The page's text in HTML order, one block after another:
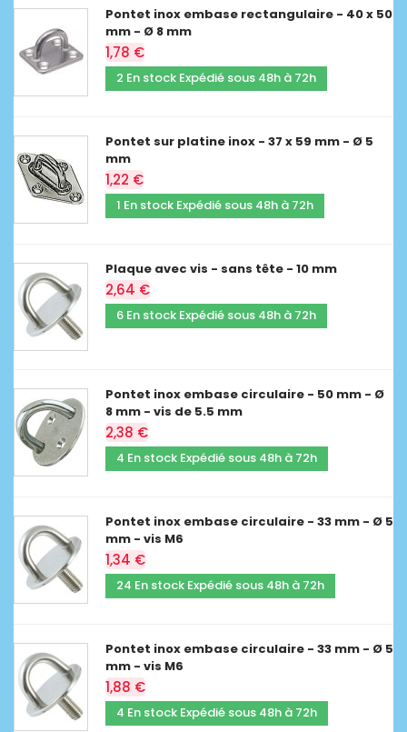
Pontet inox embase rectangulaire - 40 x 50
mm - Ø 8 mm
1,78 €
2 En stock Expédié sous 48h à 72h
Pontet sur platine inox - 37 x 59 mm - Ø 5
mm
1,22 €
1 En stock Expédié sous 48h à 72h
Plaque avec vis - sans tête - 10 mm
2,64 €
6 En stock Expédié sous 48h à 72h
Pontet inox embase circulaire - 50 mm - Ø
8 mm - vis de 5.5 mm
2,38 €
4 En stock Expédié sous 48h à 72h
Pontet inox embase circulaire - 33 mm - Ø 5
mm - vis M6
1,34 €
24 En stock Expédié sous 48h à 72h
Pontet inox embase circulaire - 33 mm - Ø 5
mm - vis M6
1,88 €
4 En stock Expédié sous 48h à 72h